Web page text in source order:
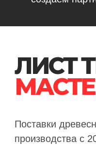
ЛИСТ
Поставки
производства с